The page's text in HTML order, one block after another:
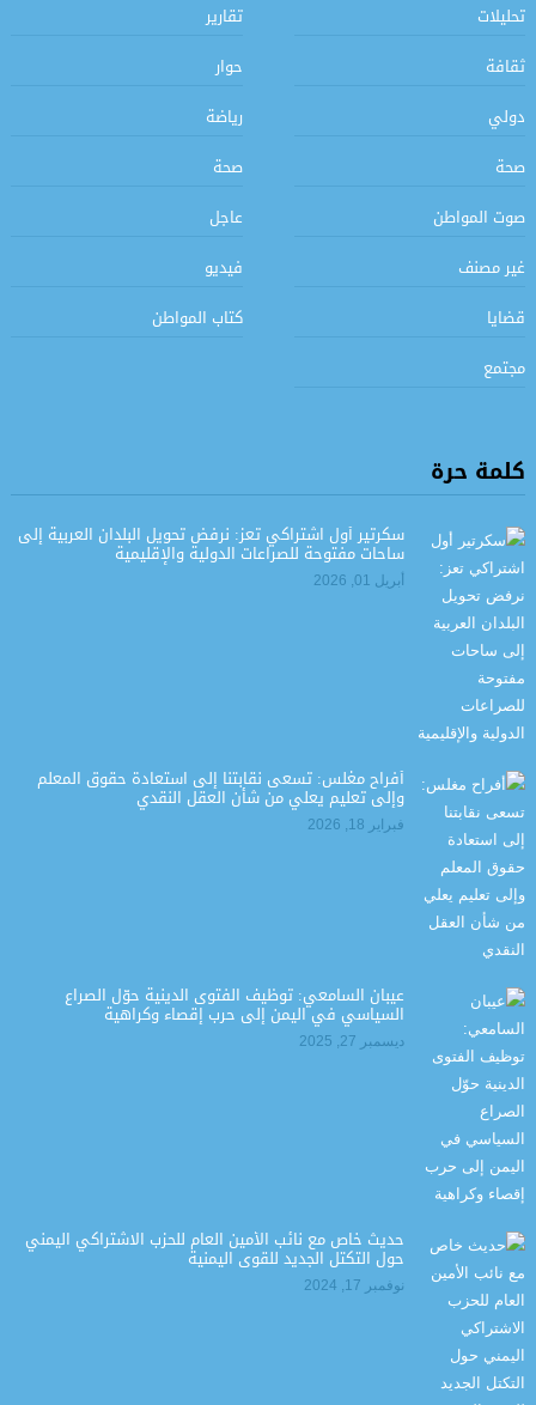
تحليلات
تقارير
ثقافة
حوار
دولي
رياضة
صحة
صحة
صوت المواطن
عاجل
غير مصنف
فيديو
قضايا
كتاب المواطن
مجتمع
كلمة حرة
سكرتير أول اشتراكي تعز: نرفض تحويل البلدان العربية إلى
ساحات مفتوحة للصراعات الدولية والإقليمية
أبريل 01, 2026
أفراح مغلس: تسعى نقابتنا إلى استعادة حقوق المعلم
وإلى تعليم يعلي من شأن العقل النقدي
فبراير 18, 2026
عيبان السامعي: توظيف الفتوى الدينية حوّل الصراع
السياسي في اليمن إلى حرب إقصاء وكراهية
ديسمبر 27, 2025
حديث خاص مع نائب الأمين العام للحزب الاشتراكي اليمني
حول التكتل الجديد للقوى اليمنية
نوفمبر 17, 2024